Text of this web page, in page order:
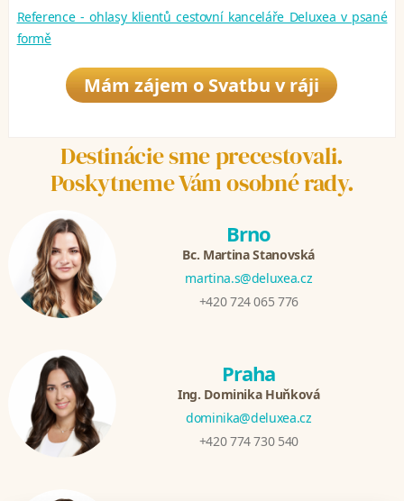
Reference - ohlasy klientů cestovní kanceláře Deluxea v psané
formě
Mám zájem o Svatbu v ráji
Destinácie sme precestovali.
Poskytneme Vám osobné rady.
Brno
Bc. Martina Stanovská
martina.s@deluxea.cz
+420 724 065 776
Praha
Ing. Dominika Huňková
dominika@deluxea.cz
+420 774 730 540